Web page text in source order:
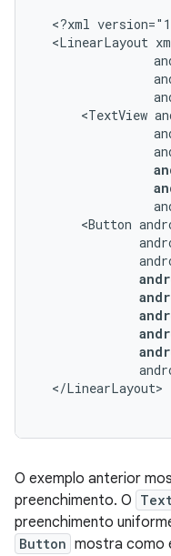
<?xml
<LinearLayout
<TextView
<Button
O exemplo anterior
preenchimento. O
preenchimento
Button mostra como